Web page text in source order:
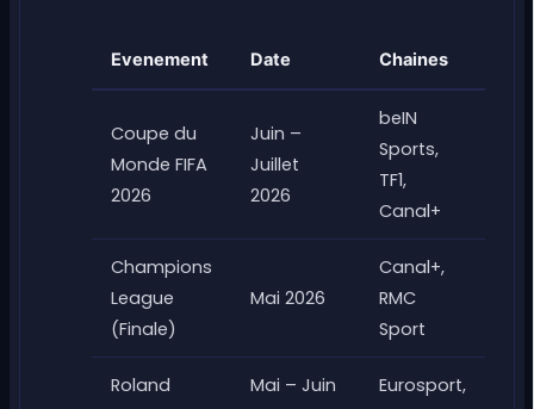
Evenement Date Chaines
Coupe du
Monde FIFA
2026
Juin –
Juillet
2026
beIN
Sports,
TF1,
Canal+
Champions
League
(Finale)
Mai 2026
Canal+,
RMC
Sport
Roland
Mai – Juin
Eurosport,